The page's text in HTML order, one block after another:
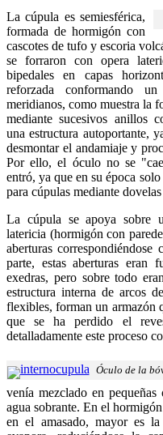
La cúpula es semiesférica,
formada de hormigón con
cascotes de tufo y escoria
se forraron con opera
bipedales en capas
reforzada conformando
meridianos, como muestra la
mediante sucesivos anillos
una estructura autoportante,
desmontar el andamiaje y
Por ello, el óculo no se
entró, ya que en su época
para cúpulas mediante
La cúpula se apoya sobre
latericia (hormigón con
aberturas
parte, estas aberturas eran
exedras, pero sobre todo
estructura interna de arcos
flexibles, forman un armazón
que se ha perdido el
detalladamente este proceso
Óculo de la
venía mezclado en pequeñas
agua sobrante. En el
en el amasado, mayor es